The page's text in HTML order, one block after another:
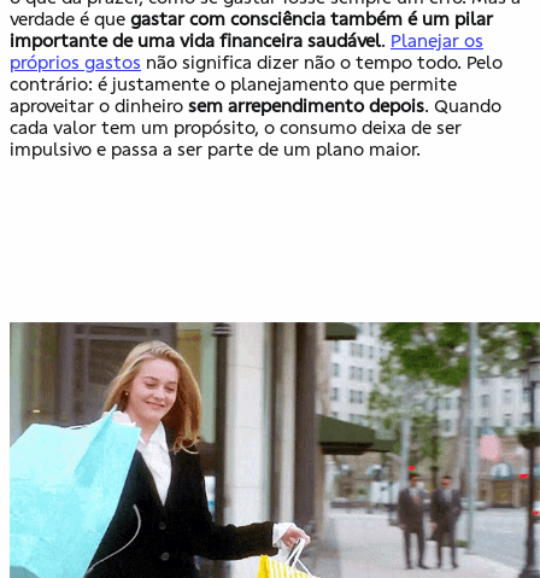
verdade é que gastar com consciência também é um pilar
importante de uma vida financeira saudável. Planejar os
próprios gastos não significa dizer não o tempo todo. Pelo
contrário: é justamente o planejamento que permite
aproveitar o dinheiro sem arrependimento depois. Quando
cada valor tem um propósito, o consumo deixa de ser
impulsivo e passa a ser parte de um plano maior.